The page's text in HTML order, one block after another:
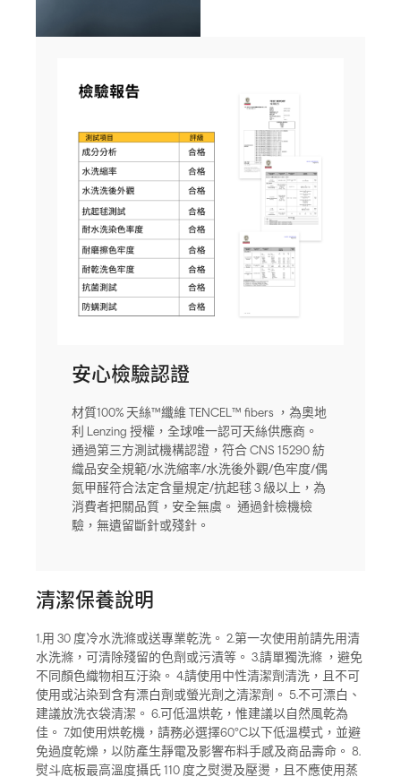
安心檢驗認證
材質100% 天絲™纖維 TENCEL™ fibers ，為奧地
利 Lenzing 授權，全球唯一認可天絲供應商。
通過第三方測試機構認證，符合 CNS 15290 紡
織品安全規範/水洗縮率/水洗後外觀/色牢度/偶
氮甲醛符合法定含量規定/抗起毬 3 級以上，為
消費者把關品質，安全無虞。 通過針檢機檢
驗，無遺留斷針或殘針。
清潔保養說明
1.用 30 度冷水洗滌或送專業乾洗。 2.第一次使用前請先用清
水洗滌，可清除殘留的色劑或污漬等。 3.請單獨洗滌 ，避免
不同顏色織物相互汙染。 4.請使用中性清潔劑清洗，且不可
使用或沾染到含有漂白劑或螢光劑之清潔劑。 5.不可漂白、
建議放洗衣袋清潔。 6.可低溫烘乾，惟建議以自然風乾為
佳。 7.如使用烘乾機，請務必選擇60°C以下低溫模式，並避
免過度乾燥，以防產生靜電及影響布料手感及商品壽命。 8.
熨斗底板最高溫度攝氏 110 度之熨燙及壓燙，且不應使用蒸